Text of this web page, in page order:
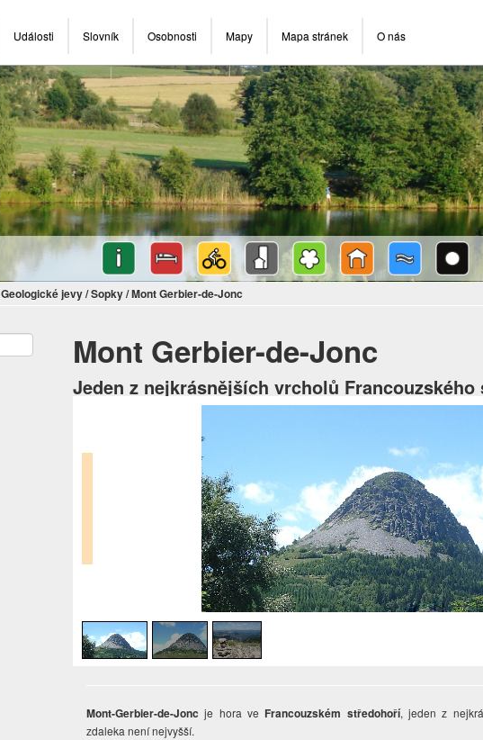
Události Slovník Osobnosti Mapy Mapa stránek O nás
Geologické jevy/Sopky/Mont Gerbier-de-Jonc
Mont Gerbier-de-Jonc
Jeden z nejkrásnějších vrcholů
Mont-Gerbier-de-Jonc je hora ve Francouzském středohoří, jeden z
zdaleka není nejvyšší.